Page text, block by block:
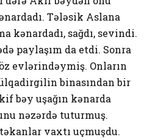
Tələsik Aslana
kənardadı, sağdı, sevindi.
paylaşım da etdi. Sonra
evlərindəymiş. Onların
binasından bir
bəy uşağın kənarda
nəzərdə tuturmuş.
vaxtı uçmuşdu.